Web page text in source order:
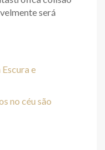
será
e
no céu são